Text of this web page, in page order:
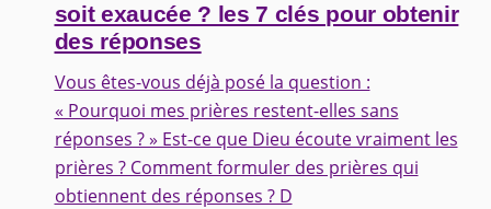
soit exaucée ? les 7 clés pour obtenir
des réponses
Vous êtes-vous déjà posé la question :
« Pourquoi mes prières restent-elles sans
réponses ? » Est-ce que Dieu écoute vraiment les
prières ? Comment formuler des prières qui
obtiennent des réponses ? D